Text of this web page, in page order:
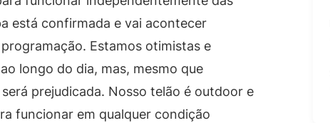
está confirmada e vai acontecer
Estamos otimistas e
longo do dia, mas, mesmo que
prejudicada. Nosso telão é outdoor e
funcionar em qualquer condição